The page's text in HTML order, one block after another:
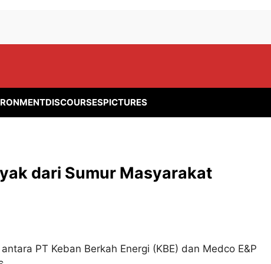
DISCOURSESPICTURES
dari Sumur Masyarakat
PT Keban Berkah Energi (KBE) dan Medco E&P